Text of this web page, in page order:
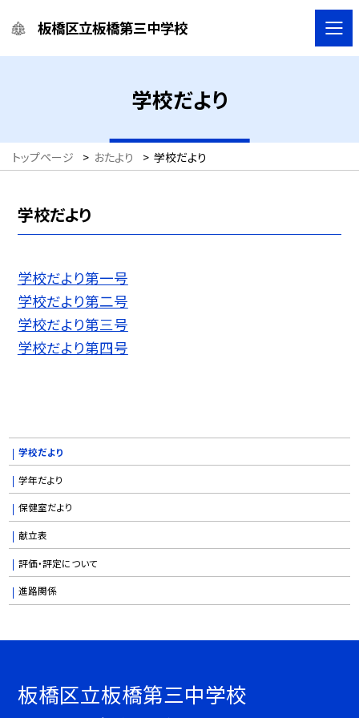
板橋区立板橋第三中学校
学校だより
トップページ > おたより > 学校だより
学校だより
学校だより第一号
学校だより第二号
学校だより第三号
学校だより第四号
学校だより
学年だより
保健室だより
献立表
評価・評定について
進路関係
板橋区立板橋第三中学校